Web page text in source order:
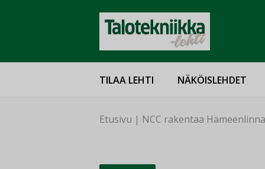
TILAA LEHTI NÄKÖISLEHDET
Etusivu | NCC rakentaa